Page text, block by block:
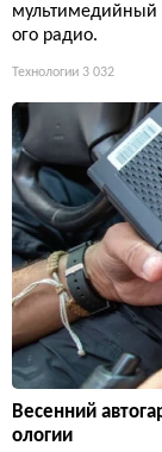
мультимедийный
ого радио.
Технологии 3 032
Весенний
ологии